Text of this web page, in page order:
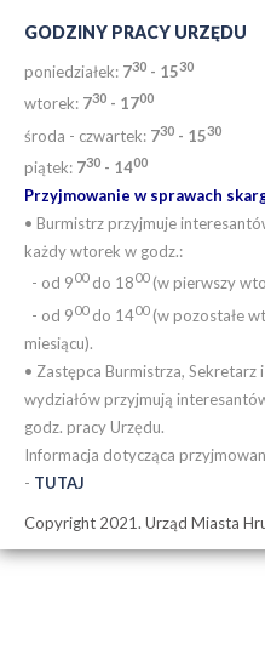
GODZINY PRACY URZĘDU
poniedziałek: 730 - 1530
wtorek: 730 - 1700
środa - czwartek: 730 - 1530
piątek: 730 - 1400
Przyjmowanie w sprawach
• Burmistrz przyjmuje
każdy wtorek w godz.:
- od 900do 1800(w pierwszy
- od 900do 1400(w pozostałe
miesiącu).
• Zastępca Burmistrza,
wydziałów przyjmują
godz. pracy Urzędu.
Informacja dotycząca
- TUTAJ
Copyright 2021. Urząd Miasta